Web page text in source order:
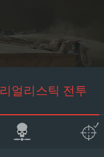
리얼리스틱 전투